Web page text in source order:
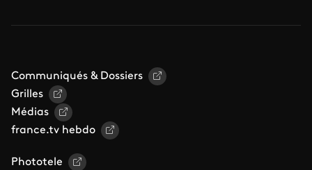
Communiqués & Dossiers
Grilles
Médias
france.tv hebdo
Phototele